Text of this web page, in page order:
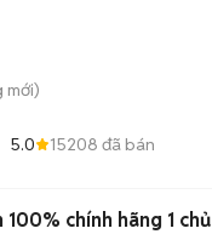
mới)
5.0 15208 đã bán
chính hãng 1 chủ